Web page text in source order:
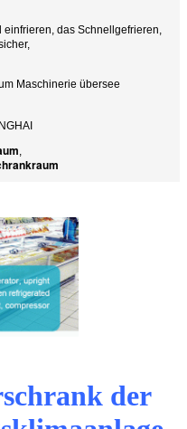
einfrieren, das Schnellgefrieren,
Maschinerie übersee
,
der